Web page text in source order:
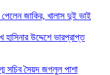
জাকির, খালাস দুই ভাই
উদ্দেশে ভারপ্রাপ্ত
সচিব সৈয়দ জগলুল পাশা